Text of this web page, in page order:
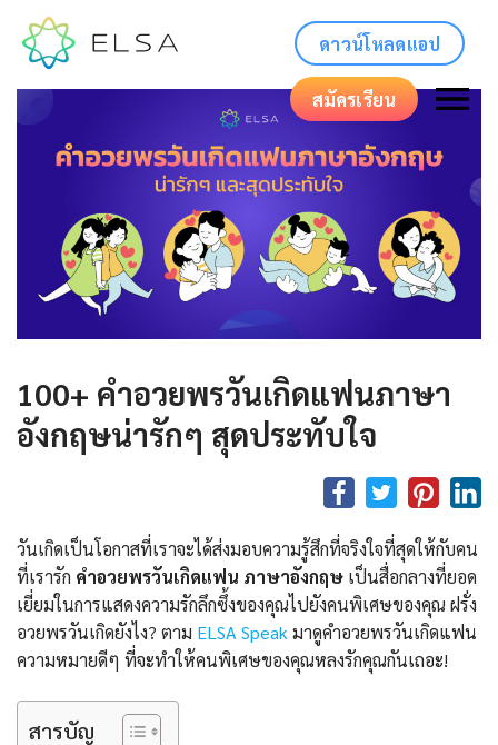
ดาวน์โหลดแอป
สมัครเรียน
100+ คําอวยพรวันเกิดแฟนภาษา
อังกฤษน่ารักๆ สุดประทับใจ
วันเกิดเป็นโอกาสที่เราจะได้ส่งมอบความรู้สึกที่จริงใจที่สุดให้กับคน
ที่เรารัก คําอวยพรวันเกิดแฟน ภาษาอังกฤษ เป็นสื่อกลางที่ยอด
เยี่ยมในการแสดงความรักลึกซึ้งของคุณไปยังคนพิเศษของคุณ ฝรั่ง
อวยพรวันเกิดยังไง? ตาม ELSA Speak มาดูคําอวยพรวันเกิดแฟน
ความหมายดีๆ ที่จะทำให้คนพิเศษของคุณหลงรักคุณกันเถอะ!
สารบัญ